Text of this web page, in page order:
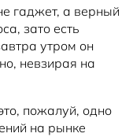
гаджет, а верный
зато есть
утром он
невзирая на
пожалуй, одно
на рынке